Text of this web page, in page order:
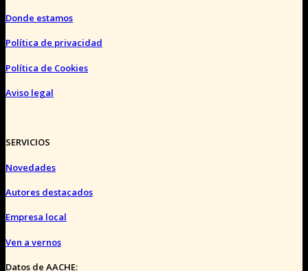
Donde estamos
Política de privacidad
Política de Cookies
Aviso legal
SERVICIOS
Novedades
Autores destacados
Empresa local
Ven a vernos
Datos de AACHE: